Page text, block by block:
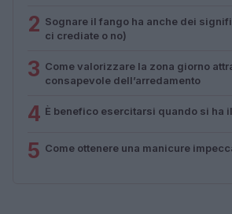
2 Sognare il fango ha anche dei
ci crediate o no)
3 Come valorizzare la zona giorno
consapevole dell’arredamento
4 È benefico esercitarsi quando si ha
5 Come ottenere una manicure